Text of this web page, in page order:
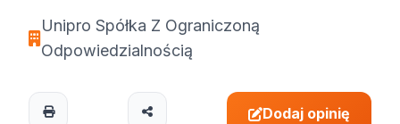
Unipro Spółka Z Ograniczoną
Odpowiedzialnością
Dodaj opinię